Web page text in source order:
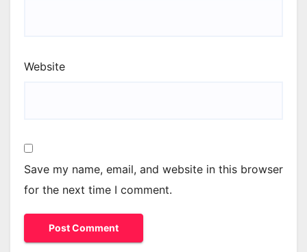
Website
Save my name, email, and website in this browser
for the next time I comment.